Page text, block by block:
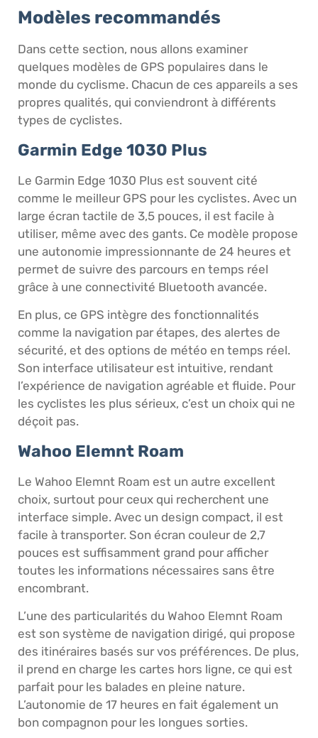
Modèles recommandés
Dans cette section, nous allons examiner
quelques modèles de GPS populaires dans le
monde du cyclisme. Chacun de ces appareils a ses
propres qualités, qui conviendront à différents
types de cyclistes.
Garmin Edge 1030 Plus
Le Garmin Edge 1030 Plus est souvent cité
comme le meilleur GPS pour les cyclistes. Avec un
large écran tactile de 3,5 pouces, il est facile à
utiliser, même avec des gants. Ce modèle propose
une autonomie impressionnante de 24 heures et
permet de suivre des parcours en temps réel
grâce à une connectivité Bluetooth avancée.
En plus, ce GPS intègre des fonctionnalités
comme la navigation par étapes, des alertes de
sécurité, et des options de météo en temps réel.
Son interface utilisateur est intuitive, rendant
l’expérience de navigation agréable et fluide. Pour
les cyclistes les plus sérieux, c’est un choix qui ne
déçoit pas.
Wahoo Elemnt Roam
Le Wahoo Elemnt Roam est un autre excellent
choix, surtout pour ceux qui recherchent une
interface simple. Avec un design compact, il est
facile à transporter. Son écran couleur de 2,7
pouces est suffisamment grand pour afficher
toutes les informations nécessaires sans être
encombrant.
L’une des particularités du Wahoo Elemnt Roam
est son système de navigation dirigé, qui propose
des itinéraires basés sur vos préférences. De plus,
il prend en charge les cartes hors ligne, ce qui est
parfait pour les balades en pleine nature.
L’autonomie de 17 heures en fait également un
bon compagnon pour les longues sorties.